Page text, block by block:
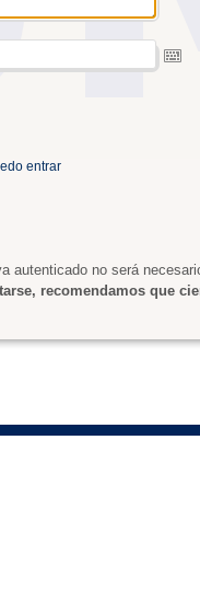
entrar
autenticado no será
recomendamos que